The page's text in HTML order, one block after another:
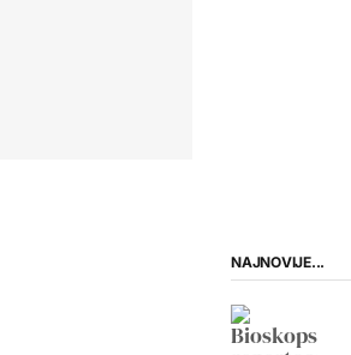
NAJNOVIJE...